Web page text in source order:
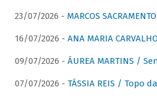
23/07/2026 - MARCOS
16/07/2026 - ANA MARIA
09/07/2026 - ÁUREA MARTINS /
07/07/2026 - TÁSSIA REIS / Topo